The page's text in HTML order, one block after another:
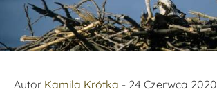
Autor Kamila Krótka - 24 Czerwca 2020